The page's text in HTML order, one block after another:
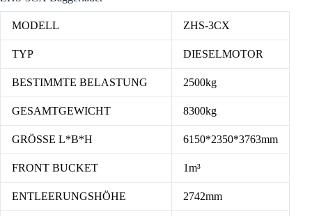
MODELL ZHS-3CX
TYP DIESELMOTOR
BESTIMMTE BELASTUNG 2500kg
GESAMTGEWICHT 8300kg
GRÖSSE L*B*H 6150*2350*3763mm
FRONT BUCKET 1m³
ENTLEERUNGSHÖHE 2742mm